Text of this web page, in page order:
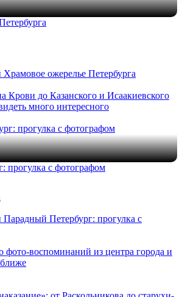
Крови до Казанского и Исаакиевского
много интересного
прогулка с фотографом
фото-воспоминаний из центра города и